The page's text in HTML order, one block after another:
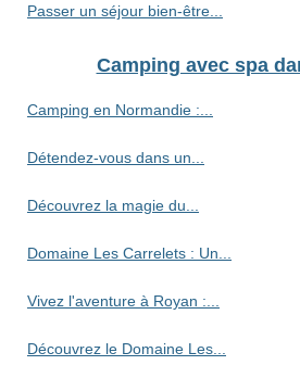
Passer un séjour bien-être...
Camping avec spa
Camping en Normandie :...
Détendez-vous dans un...
Découvrez la magie du...
Domaine Les Carrelets : Un...
Vivez l'aventure à Royan :...
Découvrez le Domaine Les...